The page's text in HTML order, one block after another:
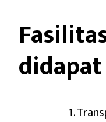
didapat